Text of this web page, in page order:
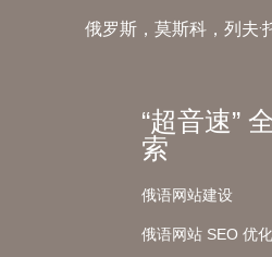
俄罗斯，莫斯科，列夫·
“超音速”
索
俄语网站建设
俄语网站 SEO 优化